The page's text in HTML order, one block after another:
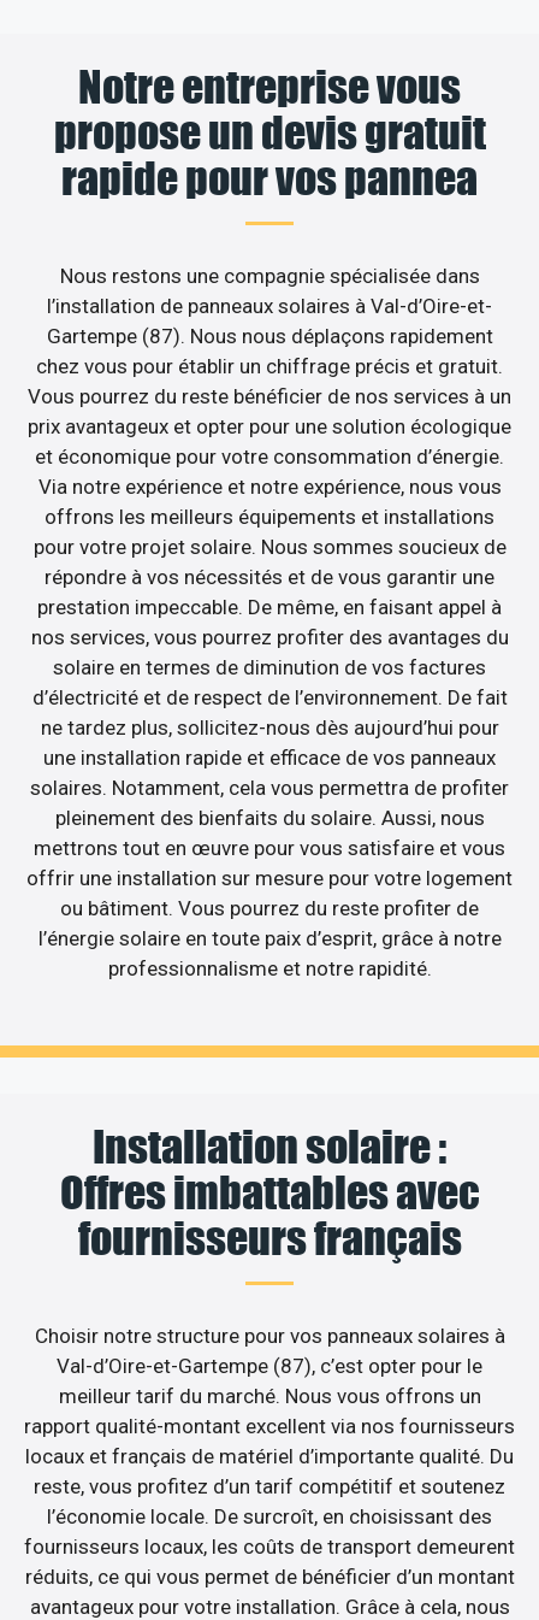
Notre entreprise vous
propose un devis gratuit
rapide pour vos pannea
Nous restons une compagnie spécialisée dans
l’installation de panneaux solaires à Val-d’Oire-et-
Gartempe (87). Nous nous déplaçons rapidement
chez vous pour établir un chiffrage précis et gratuit.
Vous pourrez du reste bénéficier de nos services à un
prix avantageux et opter pour une solution écologique
et économique pour votre consommation d’énergie.
Via notre expérience et notre expérience, nous vous
offrons les meilleurs équipements et installations
pour votre projet solaire. Nous sommes soucieux de
répondre à vos nécessités et de vous garantir une
prestation impeccable. De même, en faisant appel à
nos services, vous pourrez profiter des avantages du
solaire en termes de diminution de vos factures
d’électricité et de respect de l’environnement. De fait
ne tardez plus, sollicitez-nous dès aujourd’hui pour
une installation rapide et efficace de vos panneaux
solaires. Notamment, cela vous permettra de profiter
pleinement des bienfaits du solaire. Aussi, nous
mettrons tout en œuvre pour vous satisfaire et vous
offrir une installation sur mesure pour votre logement
ou bâtiment. Vous pourrez du reste profiter de
l’énergie solaire en toute paix d’esprit, grâce à notre
professionnalisme et notre rapidité.
Installation solaire :
Offres imbattables avec
fournisseurs français
Choisir notre structure pour vos panneaux solaires à
Val-d’Oire-et-Gartempe (87), c’est opter pour le
meilleur tarif du marché. Nous vous offrons un
rapport qualité-montant excellent via nos fournisseurs
locaux et français de matériel d’importante qualité. Du
reste, vous profitez d’un tarif compétitif et soutenez
l’économie locale. De surcroît, en choisissant des
fournisseurs locaux, les coûts de transport demeurent
réduits, ce qui vous permet de bénéficier d’un montant
avantageux pour votre installation. Grâce à cela, nous